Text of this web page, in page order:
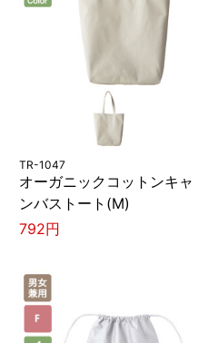
TR-1047
オーガニックコットンキャ
ンバストート(M)
792円